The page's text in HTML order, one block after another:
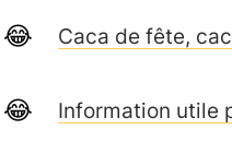
Caca de fête,
Information utile